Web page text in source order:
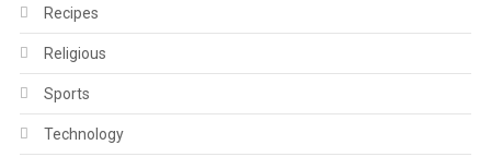
Recipes
Religious
Sports
Technology